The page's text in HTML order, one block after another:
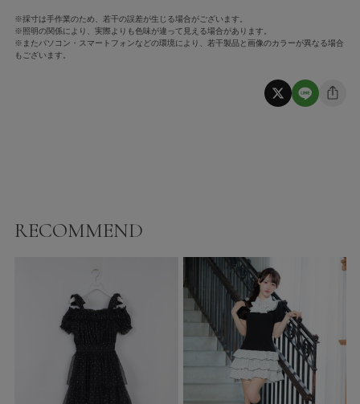
※採寸は手作業のため、若干の誤差が生じる場合がございます。
※照明の関係により、実際よりも色味が違って見える場合があります。
※またパソコン・スマートフォンなどの環境により、若干製品と画像のカラーが異なる場合
もございます。
RECOMMEND